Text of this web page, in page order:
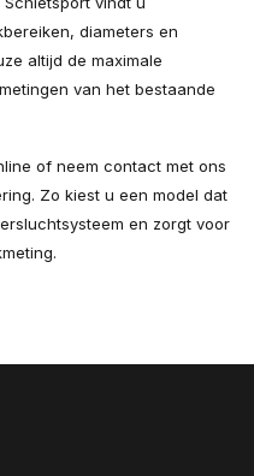
diameters en
altijd de maximale
van het bestaande
of neem contact met ons
Zo kiest u een model dat
en zorgt voor